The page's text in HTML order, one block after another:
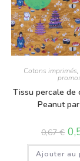
Cotons imprimés,
Tissu percale de
Peanut
0,67€
Ajouter au